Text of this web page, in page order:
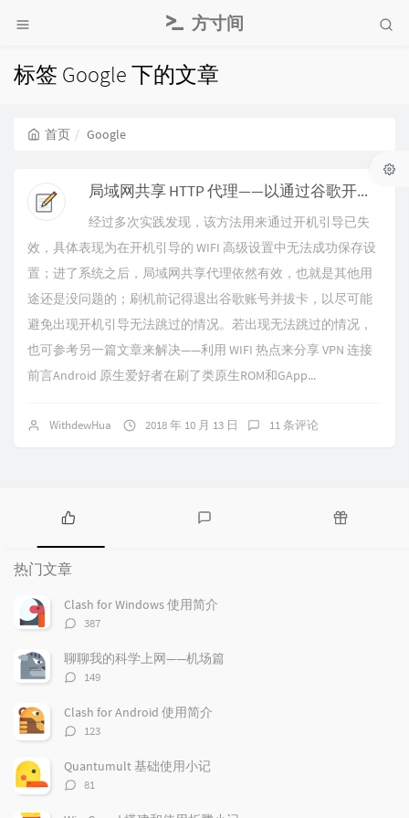
方寸间
标签 Google 下的文章
首页 Google
局域网共享 HTTP 代理——以通过谷歌开机引导等
经过多次实践发现，该方法用来通过开机引导已失
效，具体表现为在开机引导的 WIFI 高级设置中无法成功保存设
置；进了系统之后，局域网共享代理依然有效，也就是其他用
途还是没问题的；刷机前记得退出谷歌账号并拔卡，以尽可能
避免出现开机引导无法跳过的情况。若出现无法跳过的情况，
也可参考另一篇文章来解决——利用 WIFI 热点来分享 VPN 连接
前言Android 原生爱好者在刷了类原生ROM和GApp...
WithdewHua 2018 年 10 月 13 日 11 条评论
热
门
文
章
论
热门文章
Clash for Windows 使用简介
评
数：
387
聊聊我的科学上网——机场篇
评
数：
149
Clash for Android 使用简介
评
数：
123
Quantumult 基础使用小记
评
数：
81